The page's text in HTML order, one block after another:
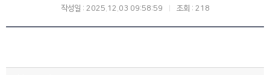
작성일 : 2025.12.03 09:58:59 조회 : 218